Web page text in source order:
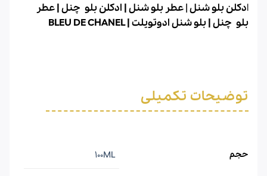
ادکلن بلو شنل|عطر بلو شنل| ادکلن بلو چنل|عطر
بلو چنل|بلو شنل ادوتویلت|
BLEU DE CHANEL
توضیحات تکمیلی
حجم 100ML